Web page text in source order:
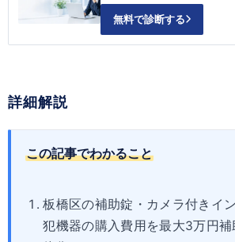
無料で診断する
詳細解説
この記事でわかること
板橋区の補助錠・カメラ付きイ
犯機器の購入費用を最大3万円